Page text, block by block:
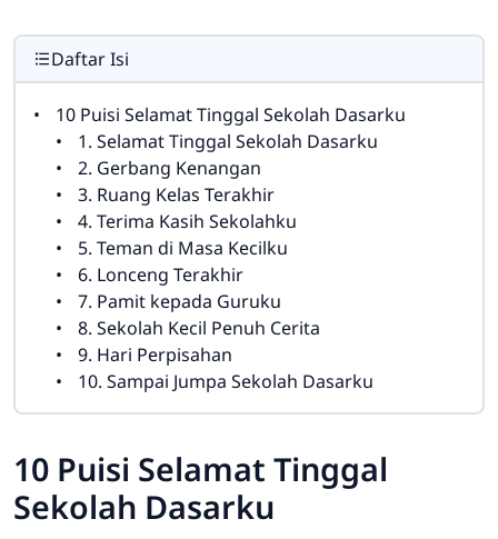
Daftar Isi
10 Puisi Selamat Tinggal Sekolah Dasarku
1. Selamat Tinggal Sekolah Dasarku
2. Gerbang Kenangan
3. Ruang Kelas Terakhir
4. Terima Kasih Sekolahku
5. Teman di Masa Kecilku
6. Lonceng Terakhir
7. Pamit kepada Guruku
8. Sekolah Kecil Penuh Cerita
9. Hari Perpisahan
10. Sampai Jumpa Sekolah Dasarku
10 Puisi Selamat Tinggal
Sekolah Dasarku